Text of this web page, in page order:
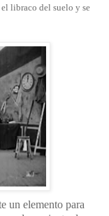
libraco del suelo y se
un elemento para